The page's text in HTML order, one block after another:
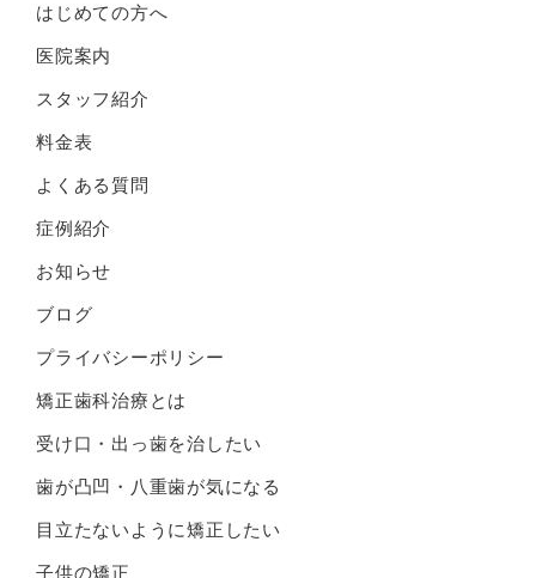
はじめての方へ
医院案内
スタッフ紹介
料金表
よくある質問
症例紹介
お知らせ
ブログ
プライバシーポリシー
矯正歯科治療とは
受け口・出っ歯を治したい
歯が凸凹・八重歯が気になる
目立たないように矯正したい
子供の矯正